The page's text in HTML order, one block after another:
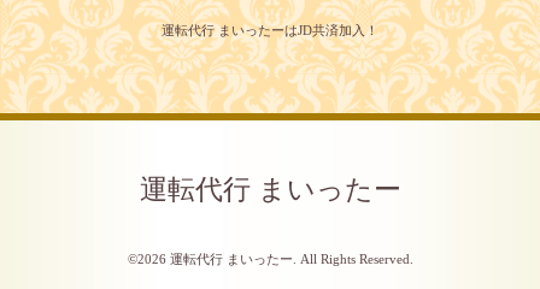
運転代行 まいったーはJD共済加入！
運転代行 まいったー
©2026 運転代行 まいったー . All Rights Reserved.